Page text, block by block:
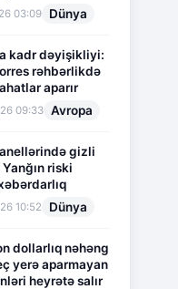
03:09 Dünya
kadr dəyişikliyi:
rəhbərlikdə
aparır
09:33 Avropa
gizli
riski
10:52 Dünya
dollarlıq nəhəng
yerə aparmayan
heyrətə salır